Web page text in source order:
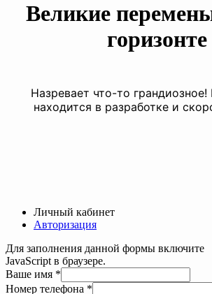
Великие
горизонте
Назревает что-то
находится в разработке и
Личный кабинет
Авторизация
Для заполнения данной формы включите
JavaScript в браузере.
Ваше имя *
Номер телефона *